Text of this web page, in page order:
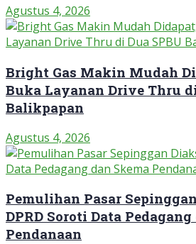
Agustus 4, 2026
Bright Gas Makin Mudah
Buka Layanan Drive Thru
Balikpapan
Agustus 4, 2026
Pemulihan Pasar
DPRD Soroti Data
Pendanaan